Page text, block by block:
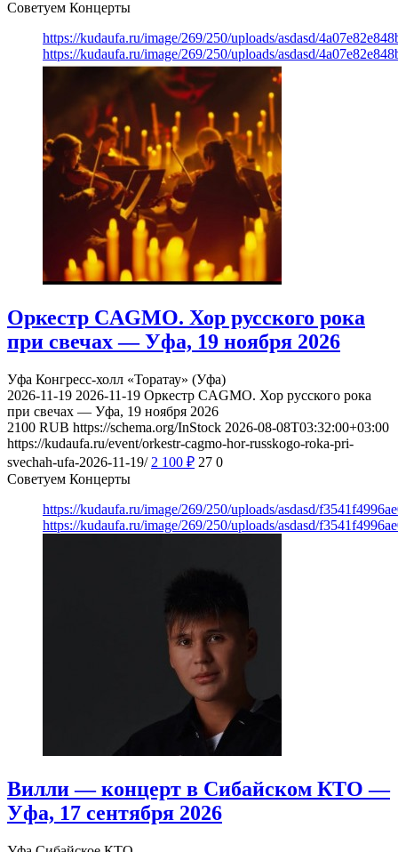
Советуем Концерты
https://kudaufa.ru/image/269/250/uploads/asdasd/
https://kudaufa.ru/image/269/250/uploads/asdasd/
Оркестр CAGMO. Хор русского рока
при свечах — Уфа, 19 ноября 2026
Уфа Конгресс-холл «Торатау» (Уфа)
2026-11-19 2026-11-19 Оркестр CAGMO. Хор русского рока
при свечах — Уфа, 19 ноября 2026
2100 RUB https://schema.org/InStock 2026-08-08T03:32:00+03:00
https://kudaufa.ru/event/orkestr-cagmo-hor-russkogo-roka-pri-
svechah-ufa-2026-11-19/ 2 100 ₽ 27 0
Советуем Концерты
https://kudaufa.ru/image/269/250/uploads/asdasd/
https://kudaufa.ru/image/269/250/uploads/asdasd/
Вилли — концерт в Сибайском КТО —
Уфа, 17 сентября 2026